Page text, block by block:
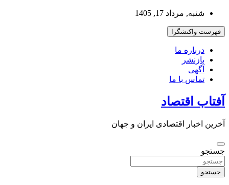
بروید
شنبه, مرداد 17, 1405
فهرست واکنشگرا
درباره ما
بازنشر
آگهی
تماس با ما
آفتاب اقتصاد
آخرین اخبار اقتصادی ایران و جهان
جستجو
جستجو